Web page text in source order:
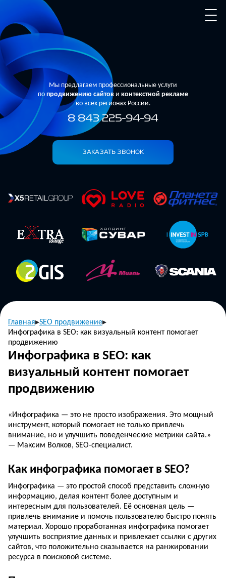
Мы предлагаем профессиональные услуги
по продвижению сайтов и контекстной рекламе
во всех регионах России.
8 843 225-94-94
ЗАКАЗАТЬ ЗВОНОК
Главная SEO продвижение
Инфографика в SEO: как визуальный контент помогает
продвижению
Инфографика в SEO: как
визуальный контент помогает
продвижению
«Инфографика — это не просто изображения. Это мощный
инструмент, который помогает не только привлечь
внимание, но и улучшить поведенческие метрики сайта.»
— Максим Волков, SEO-специалист.
Как инфографика помогает в SEO?
Инфографика — это простой способ представить сложную
информацию, делая контент более доступным и
интересным для пользователей. Её основная цель —
привлечь внимание и помочь пользователю быстро понять
материал. Хорошо проработанная инфографика помогает
улучшить восприятие данных и привлекает ссылки с других
сайтов, что положительно сказывается на ранжировании
ресурса в поисковой системе.